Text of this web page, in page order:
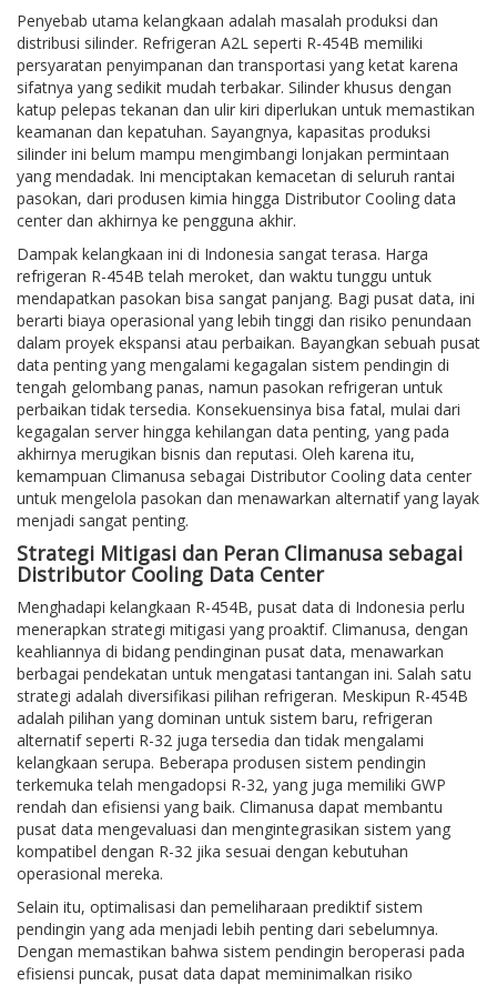
Penyebab utama kelangkaan adalah masalah produksi dan
distribusi silinder. Refrigeran A2L seperti R-454B memiliki
persyaratan penyimpanan dan transportasi yang ketat karena
sifatnya yang sedikit mudah terbakar. Silinder khusus dengan
katup pelepas tekanan dan ulir kiri diperlukan untuk memastikan
keamanan dan kepatuhan. Sayangnya, kapasitas produksi
silinder ini belum mampu mengimbangi lonjakan permintaan
yang mendadak. Ini menciptakan kemacetan di seluruh rantai
pasokan, dari produsen kimia hingga Distributor Cooling data
center dan akhirnya ke pengguna akhir.
Dampak kelangkaan ini di Indonesia sangat terasa. Harga
refrigeran R-454B telah meroket, dan waktu tunggu untuk
mendapatkan pasokan bisa sangat panjang. Bagi pusat data, ini
berarti biaya operasional yang lebih tinggi dan risiko penundaan
dalam proyek ekspansi atau perbaikan. Bayangkan sebuah pusat
data penting yang mengalami kegagalan sistem pendingin di
tengah gelombang panas, namun pasokan refrigeran untuk
perbaikan tidak tersedia. Konsekuensinya bisa fatal, mulai dari
kegagalan server hingga kehilangan data penting, yang pada
akhirnya merugikan bisnis dan reputasi. Oleh karena itu,
kemampuan Climanusa sebagai Distributor Cooling data center
untuk mengelola pasokan dan menawarkan alternatif yang layak
menjadi sangat penting.
Strategi Mitigasi dan Peran Climanusa sebagai
Distributor Cooling Data Center
Menghadapi kelangkaan R-454B, pusat data di Indonesia perlu
menerapkan strategi mitigasi yang proaktif. Climanusa, dengan
keahliannya di bidang pendinginan pusat data, menawarkan
berbagai pendekatan untuk mengatasi tantangan ini. Salah satu
strategi adalah diversifikasi pilihan refrigeran. Meskipun R-454B
adalah pilihan yang dominan untuk sistem baru, refrigeran
alternatif seperti R-32 juga tersedia dan tidak mengalami
kelangkaan serupa. Beberapa produsen sistem pendingin
terkemuka telah mengadopsi R-32, yang juga memiliki GWP
rendah dan efisiensi yang baik. Climanusa dapat membantu
pusat data mengevaluasi dan mengintegrasikan sistem yang
kompatibel dengan R-32 jika sesuai dengan kebutuhan
operasional mereka.
Selain itu, optimalisasi dan pemeliharaan prediktif sistem
pendingin yang ada menjadi lebih penting dari sebelumnya.
Dengan memastikan bahwa sistem pendingin beroperasi pada
efisiensi puncak, pusat data dapat meminimalkan risiko